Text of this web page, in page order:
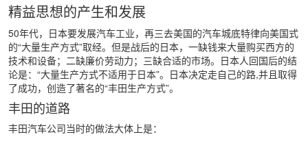
精益思想的产生和发展
50年代，日本要发展汽车工业，再三去美国的汽车城底特律向美国式
的“大量生产方式”取经。但是战后的日本，一缺钱来大量购买西方的
技术和设备；二缺廉价劳动力；三缺合适的市场。日本人回国后的结
论是：“大量生产方式不适用于日本”。日本决定走自己的路,并且取得
了成功，创造了著名的“丰田生产方式”。
丰田的道路
丰田汽车公司当时的做法大体上是：